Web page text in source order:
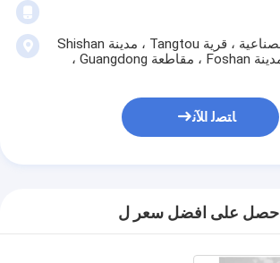
منطقة Jinguang الصناعية ، قرية Tangtou ، مدينة Shishan
، منطقة Nanhai ، مدينة Foshan ، مقاطعة Guangdong ،
ﺎﺘﺼﻟ ﺍﻶﻧ
احصل على افضل سعر ل